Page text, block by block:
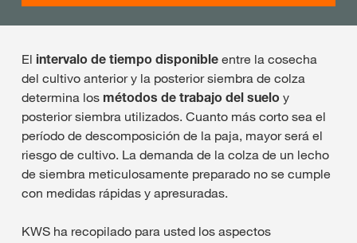
El intervalo de tiempo disponible entre la cosecha
del cultivo anterior y la posterior siembra de colza
determina los métodos de trabajo del suelo y
posterior siembra utilizados. Cuanto más corto sea el
período de descomposición de la paja, mayor será el
riesgo de cultivo. La demanda de la colza de un lecho
de siembra meticulosamente preparado no se cumple
con medidas rápidas y apresuradas.
KWS ha recopilado para usted los aspectos